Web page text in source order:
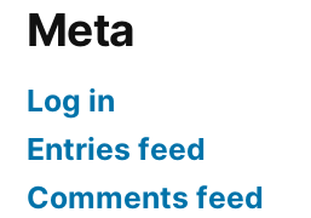
Meta
Log in
Entries feed
Comments feed